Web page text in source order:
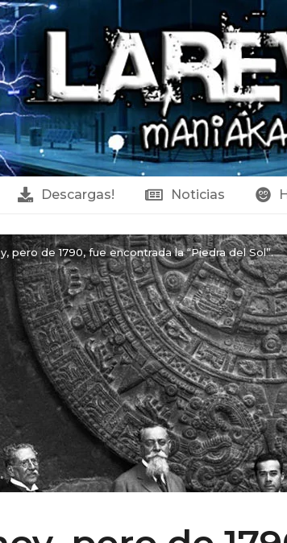
Descargas! Noticias
pero de 1790, fue encontrada la “Piedra del Sol”.